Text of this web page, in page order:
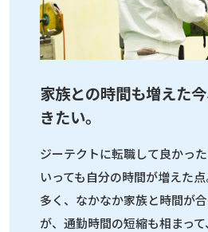
家族との時間も増えた
きたい。
ジーテクトに転職して良かっ
いっても自分の時間が増えた
多く、なかなか家族と時間が
が、通勤時間の短縮も相まっ